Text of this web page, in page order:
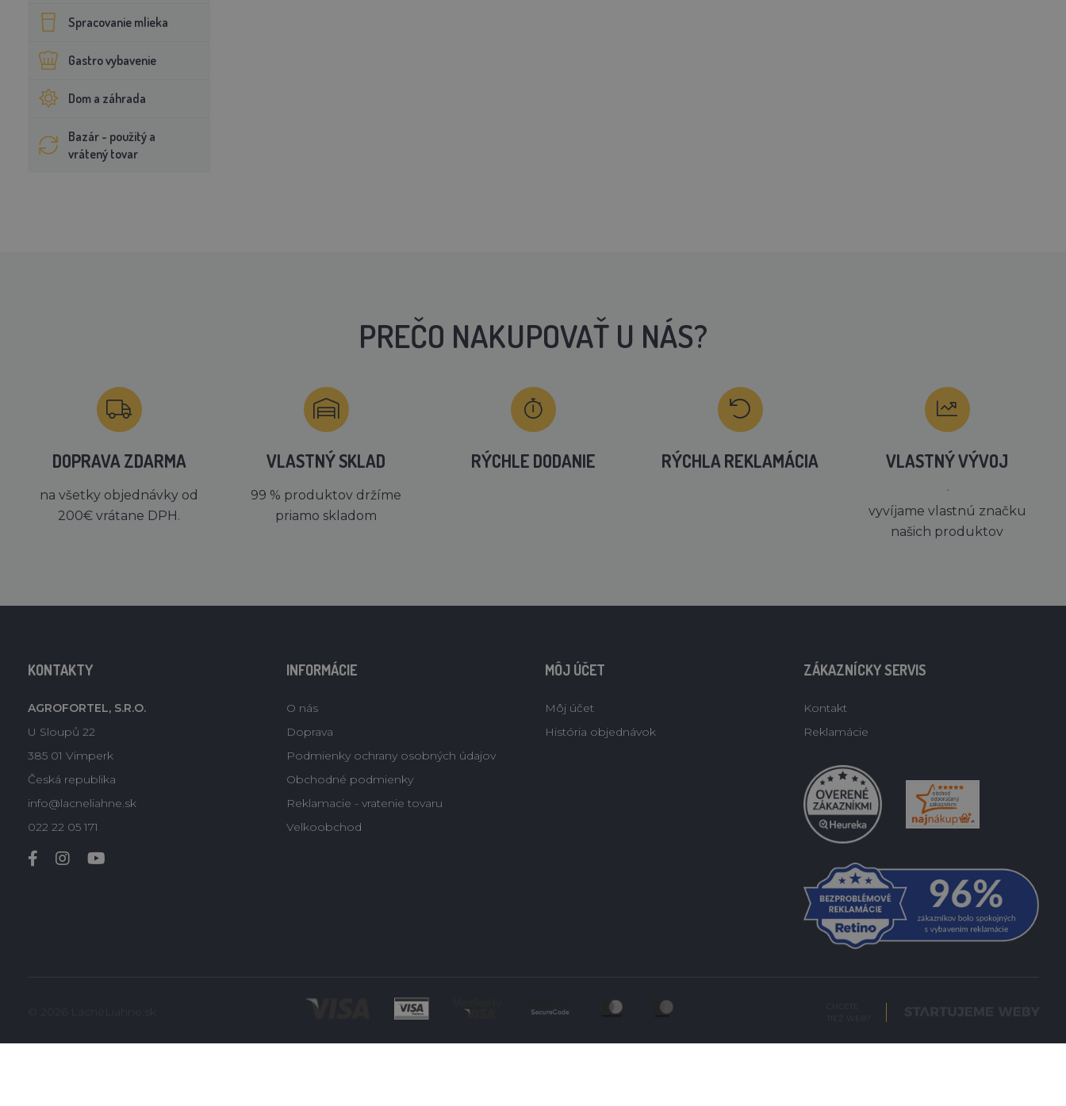
Spracovanie mlieka
Gastro vybavenie
Dom a záhrada
Bazár - použitý a
vrátený tovar
PREČO NAKUPOVAŤ U NÁS?
DOPRAVA ZDARMA
na všetky objednávky od
200€ vrátane DPH.
VLASTNÝ SKLAD
99 % produktov držíme
priamo skladom
RÝCHLE DODANIE RÝCHLA REKLAMÁCIA VLASTNÝ VÝVOJ
´
vyvíjame vlastnú značku
našich produktov
KONTAKTY
AGROFORTEL, S.R.O.
U Sloupů 22
385 01 Vimperk
Česká republika
info@lacneliahne.sk
022 22 05 171
INFORMÁCIE
O nás
Doprava
Podmienky ochrany osobných údajov
Obchodné podmienky
Reklamacie - vratenie tovaru
Velkoobchod
MÔJ ÚČET
Môj účet
História objednávok
ZÁKAZNÍCKY SERVIS
Kontakt
Reklamácie